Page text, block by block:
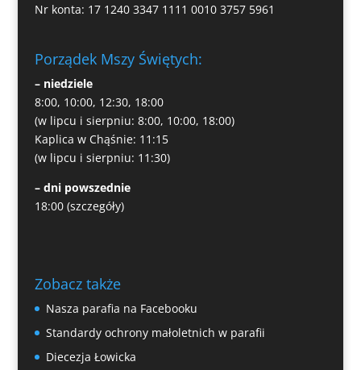
Nr konta: 17 1240 3347 1111 0010 3757 5961
Porządek Mszy Świętych:
– niedziele
8:00, 10:00, 12:30, 18:00
(w lipcu i sierpniu: 8:00, 10:00, 18:00)
Kaplica w Chąśnie: 11:15
(w lipcu i sierpniu: 11:30)
– dni powszednie
18:00 (szczegóły)
Zobacz także
Nasza parafia na Facebooku
Standardy ochrony małoletnich w parafii
Diecezja Łowicka